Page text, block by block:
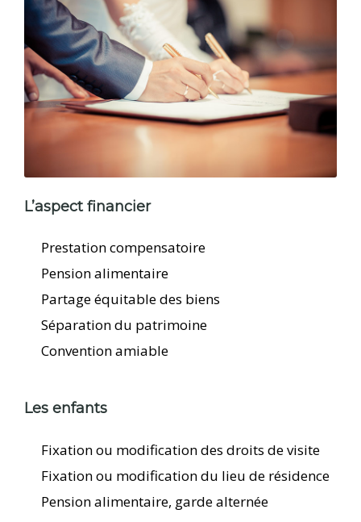
L’aspect financier
Prestation compensatoire
Pension alimentaire
Partage équitable des biens
Séparation du patrimoine
Convention amiable
Les enfants
Fixation ou modification des droits de visite
Fixation ou modification du lieu de résidence
Pension alimentaire, garde alternée